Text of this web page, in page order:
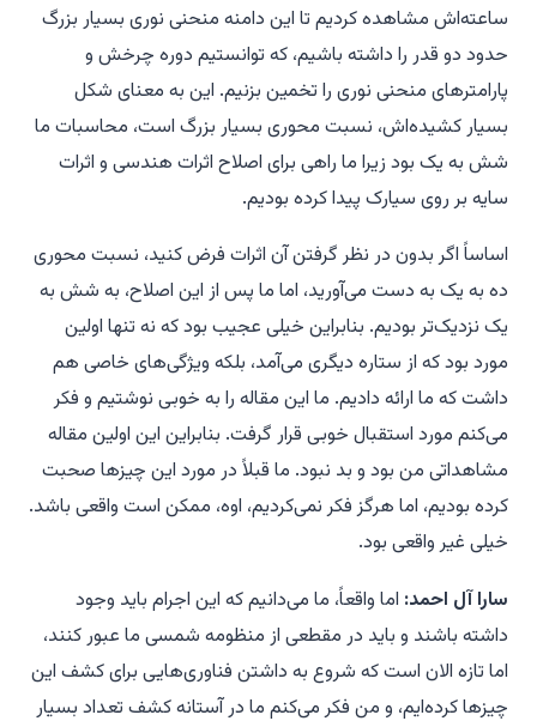
ساعته‌اش مشاهده کردیم تا این دامنه منحنی نوری بسیار بزرگ
حدود دو قدر را داشته باشیم، که توانستیم دوره چرخش و
پارامترهای منحنی نوری را تخمین بزنیم. این به معنای شکل
بسیار کشیده‌اش، نسبت محوری بسیار بزرگ است، محاسبات ما
شش به یک بود زیرا ما راهی برای اصلاح اثرات هندسی و اثرات
سایه بر روی سیارک پیدا کرده بودیم.
اساساً اگر بدون در نظر گرفتن آن اثرات فرض کنید، نسبت محوری
ده به یک به دست می‌آورید، اما ما پس از این اصلاح، به شش به
یک نزدیک‌تر بودیم. بنابراین خیلی عجیب بود که نه تنها اولین
مورد بود که از ستاره دیگری می‌آمد، بلکه ویژگی‌های خاصی هم
داشت که ما ارائه دادیم. ما این مقاله را به خوبی نوشتیم و فکر
می‌کنم مورد استقبال خوبی قرار گرفت. بنابراین این اولین مقاله
مشاهداتی من بود و بد نبود. ما قبلاً در مورد این چیزها صحبت
کرده بودیم، اما هرگز فکر نمی‌کردیم، اوه، ممکن است واقعی باشد.
خیلی غیر واقعی بود.
سارا آل احمد: اما واقعاً، ما می‌دانیم که این اجرام باید وجود
داشته باشند و باید در مقطعی از منظومه شمسی ما عبور کنند،
اما تازه الان است که شروع به داشتن فناوری‌هایی برای کشف این
چیزها کرده‌ایم، و من فکر می‌کنم ما در آستانه کشف تعداد بسیار